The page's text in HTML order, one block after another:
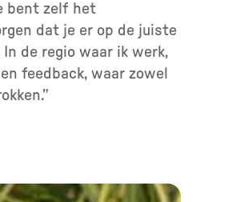
bent zelf het
dat je er op de juiste
de regio waar ik werk,
feedback, waar zowel